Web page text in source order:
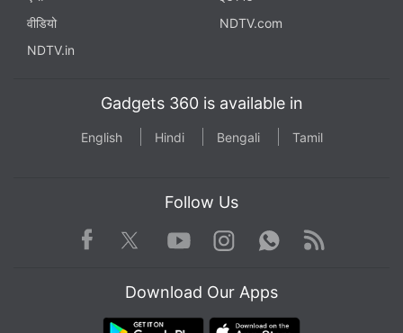
वीडियो
NDTV.com
NDTV.in
Gadgets 360 is available in
English Hindi Bengali Tamil
Follow Us
Facebook TwitterYoutube
Instagram WhatsApp
Rss
Download Our Apps